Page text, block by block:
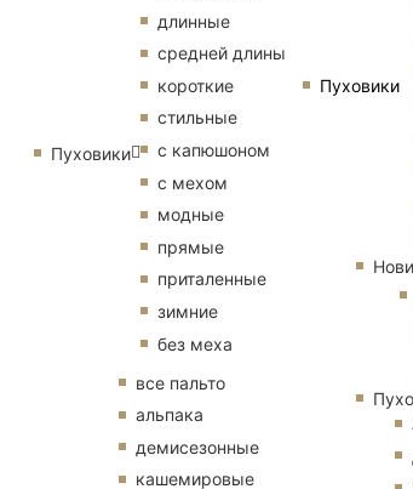
Пуховики
Пуховики
длинные
средней длины
короткие
стильные
с капюшоном
с мехом
модные
прямые
приталенные
зимние
без меха
все пальто
альпака
демисезонные
кашемировые